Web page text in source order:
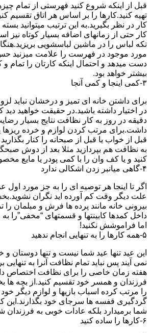
قبل از اینکه شروع کنید فهرستی از تمام
تهیه کنید.کارها را بر اساس هر اتاق تقسیم
کار در نظر بگیرید.به این ترتیب میتوانید
کار حتی از زمانهای اضافه بسیار کوتاه نیز
تکه لباس را در ماشین لباسشویی
مورد موجود در فهرست را علامت میزنید
دست میدهد و احتمال اینکه کارتان را تمام و
بیشتر خواهد بود.
۳-کمی اینجا و کمی آنجا
برای داشتن خانه ای تمیز و درخشان نباید
دقیقه در روز به کار نظافت نتایج بسیار
داشت.برای مرتب کردن لوازم و خرده ریزها
قبل از خواب یا قبل از صبحانه را کنار
به نظافت هم بپردازید مثلا بعد از دوش
کنید و یا کف وان را با کمی پودر یا مایع
۴-گاهی میانبر زدن اشکالی ندارد
اگر تا اینجا هر توصیه ای را به جز مورد اول
علت دیگر وقت کم آورده اید نگران
بیرونی خانه مانند پرده ها فرش و مبلمان
داخل کمدها کابینتها و قسمتهای “مخفی”را
اما فراموشش نکنید!
۵-همه کارها را به تنهایی انجام ندهید
این عید تنها عید شما نیست و تنها دوستان و
نمی آیند پس نباید تمام نظافت آنرا به تنهایی
هفته زمان خاصی را برای نظافت اختصاص
فرزندان و همسر خود تقسیم کنید.از بچه ها
را مرتب کرده اسباب بازیها و لوازم دیگر
گردگیری قفسه ها سرجای خود بگذارند.این
شما برمیدارد بلکه عادات خوبی به فرزندان
۶-کارها را ساده کنید